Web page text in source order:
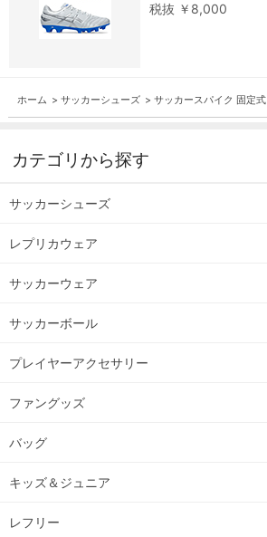
税抜 ￥8,000
ホーム > サッカーシューズ > サッカースパイク 固定式
カテゴリから探す
サッカーシューズ
レプリカウェア
サッカーウェア
サッカーボール
プレイヤーアクセサリー
ファングッズ
バッグ
キッズ＆ジュニア
レフリー